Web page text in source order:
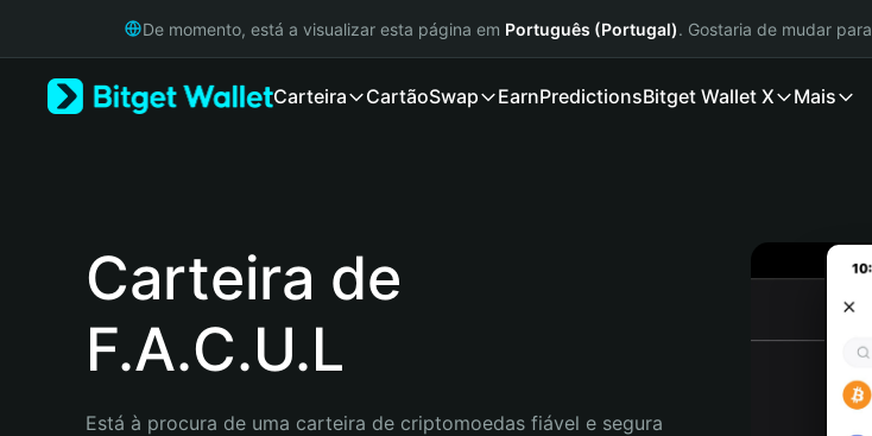
Русский
Português (Portugal)
Bahasa Indonesia
De momento, está a visualizar esta página em Português (Portugal). Gostaria de mudar para
Carteira CartãoSwap EarnPredictionsBitget Wallet X Mais
Carteira de
F.A.C.U.L
Está à procura de uma carteira de criptomoedas fiável e segura